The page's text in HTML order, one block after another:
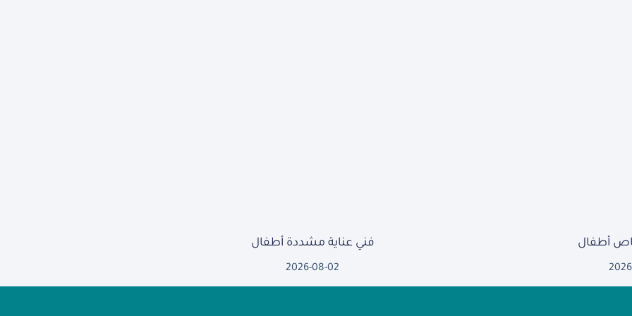
أطفال فني عناية مشددة أطفال
2026-08-02